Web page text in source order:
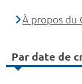
À propos du
Par date de